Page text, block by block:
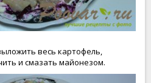
весь картофель,
и смазать майонезом.